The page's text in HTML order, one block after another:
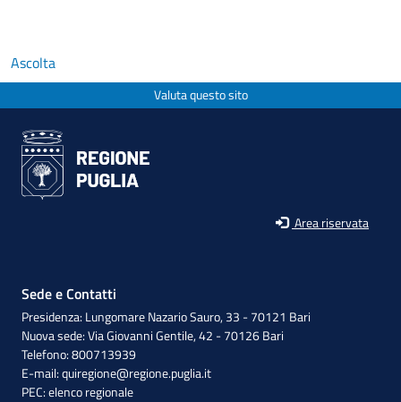
Ascolta
Valuta questo sito
Area riservata
Sede e Contatti
Presidenza: Lungomare Nazario Sauro, 33 - 70121 Bari
Nuova sede: Via Giovanni Gentile, 42 - 70126 Bari
Telefono: 800713939
E-mail:quiregione@regione.puglia.it
PEC:elenco regionale